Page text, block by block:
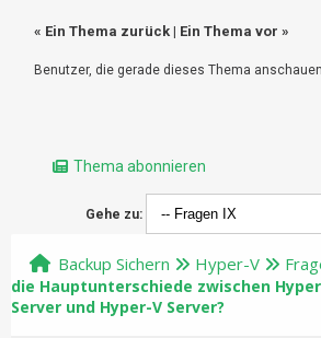
« Ein Thema zurück | Ein Thema vor »
Benutzer, die gerade dieses Thema
Thema abonnieren
Gehe zu:
Backup Sichern Hyper-V
die Hauptunterschiede zwischen
Server und Hyper-V Server?